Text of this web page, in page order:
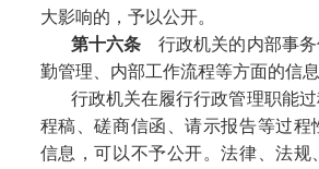
大影响的，予以公开。
第十六条 行政机关的内部事务
勤管理、内部工作流程等方面的信
行政机关在履行行政管理职能
程稿、磋商信函、请示报告等过程
信息，可以不予公开。法律、法规